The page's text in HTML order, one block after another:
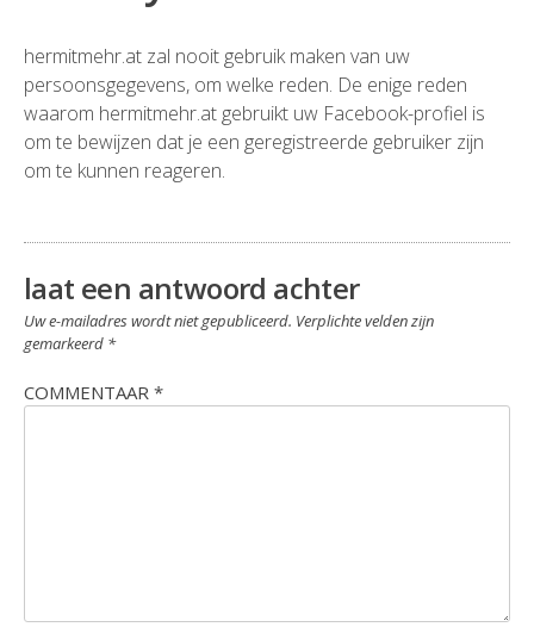
hermitmehr.at zal nooit gebruik maken van uw
persoonsgegevens, om welke reden. De enige reden
waarom hermitmehr.at gebruikt uw Facebook-profiel is
om te bewijzen dat je een geregistreerde gebruiker zijn
om te kunnen reageren.
laat een antwoord achter
Uw e-mailadres wordt niet gepubliceerd. Verplichte velden zijn
gemarkeerd *
COMMENTAAR *